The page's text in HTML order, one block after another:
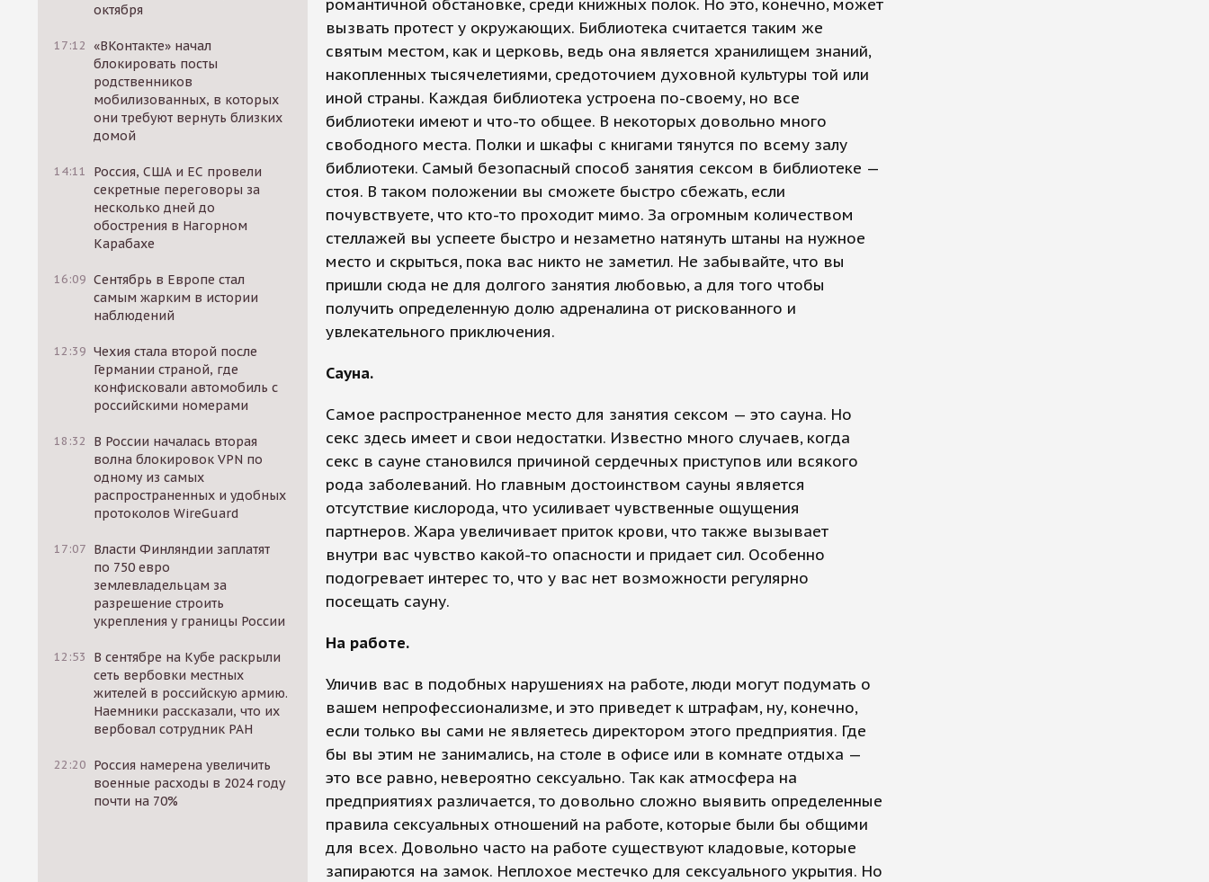
октября
17:12 «ВКонтакте» начал
блокировать посты
родственников
мобилизованных, в которых
они требуют вернуть близких
домой
14:11
Россия, США и ЕС провели
секретные переговоры за
несколько дней до
обострения в Нагорном
Карабахе
16:09 Сентябрь в Европе стал
самым жарким в истории
наблюдений
12:39 Чехия стала второй после
Германии страной, где
конфисковали автомобиль с
российскими номерами
18:32
В России началась вторая
волна блокировок VPN по
одному из самых
распространенных и удобных
протоколов WireGuard
17:07 Власти Финляндии заплатят
по 750 евро
землевладельцам за
разрешение строить
укрепления у границы России
12:53
В сентябре на Кубе раскрыли
сеть вербовки местных
жителей в российскую армию.
Наемники рассказали, что их
вербовал сотрудник РАН
22:20 Россия намерена увеличить
военные расходы в 2024 году
почти на 70%
романтичной обстановке, среди книжных полок. Но это, конечно, может
вызвать протест у окружающих. Библиотека считается таким же
святым местом, как и церковь, ведь она является хранилищем знаний,
накопленных тысячелетиями, средоточием духовной культуры той или
иной страны. Каждая библиотека устроена по-своему, но все
библиотеки имеют и что-то общее. В некоторых довольно много
свободного места. Полки и шкафы с книгами тянутся по всему залу
библиотеки. Самый безопасный способ занятия сексом в библиотеке —
стоя. В таком положении вы сможете быстро сбежать, если
почувствуете, что кто-то проходит мимо. За огромным количеством
стеллажей вы успеете быстро и незаметно натянуть штаны на нужное
место и скрыться, пока вас никто не заметил. Не забывайте, что вы
пришли сюда не для долгого занятия любовью, а для того чтобы
получить определенную долю адреналина от рискованного и
увлекательного приключения.
Сауна.
Самое распространенное место для занятия сексом — это сауна. Но
секс здесь имеет и свои недостатки. Известно много случаев, когда
секс в сауне становился причиной сердечных приступов или всякого
рода заболеваний. Но главным достоинством сауны является
отсутствие кислорода, что усиливает чувственные ощущения
партнеров. Жара увеличивает приток крови, что также вызывает
внутри вас чувство какой-то опасности и придает сил. Особенно
подогревает интерес то, что у вас нет возможности регулярно
посещать сауну.
На работе.
Уличив вас в подобных нарушениях на работе, люди могут подумать о
вашем непрофессионализме, и это приведет к штрафам, ну, конечно,
если только вы сами не являетесь директором этого предприятия. Где
бы вы этим не занимались, на столе в офисе или в комнате отдыха —
это все равно, невероятно сексуально. Так как атмосфера на
предприятиях различается, то довольно сложно выявить определенные
правила сексуальных отношений на работе, которые были бы общими
для всех. Довольно часто на работе существуют кладовые, которые
запираются на замок. Неплохое местечко для сексуального укрытия. Но